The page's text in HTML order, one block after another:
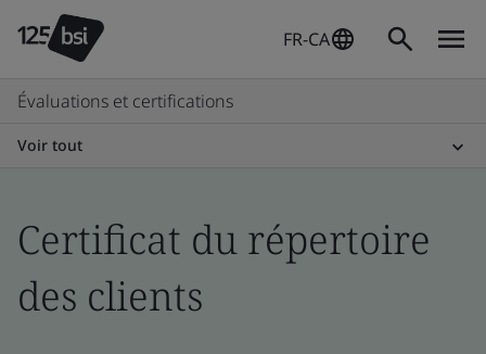
FR-CA
Évaluations et certifications
Voir tout
Certificat du répertoire
des clients